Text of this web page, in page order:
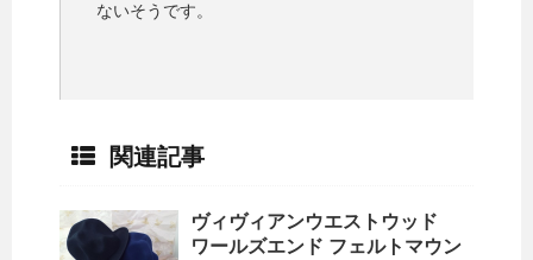
ないそうです。
関連記事
ヴィヴィアンウエストウッド
ワールズエンド フェルトマウン